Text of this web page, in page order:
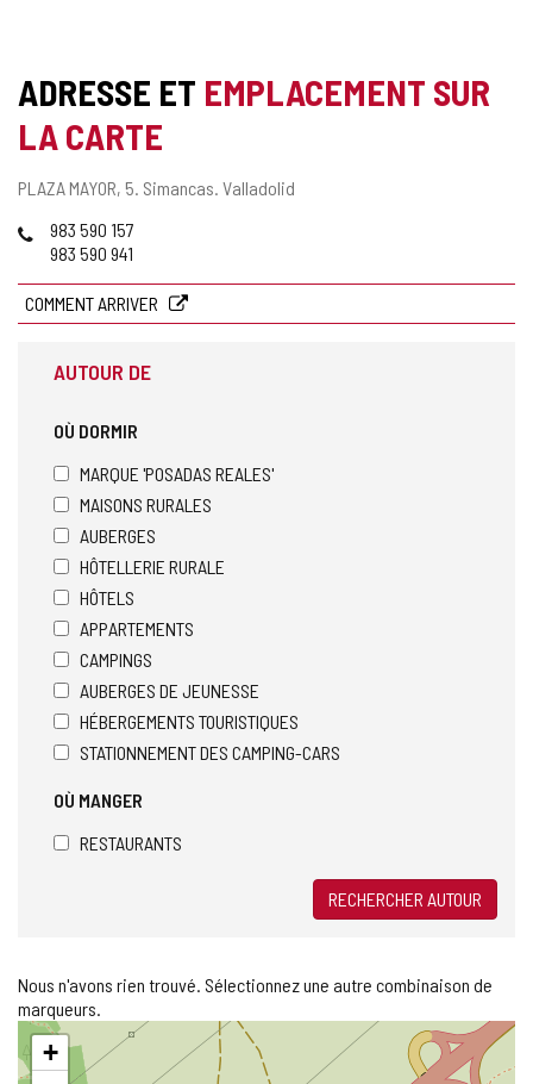
ADRESSE ET EMPLACEMENT SUR
LA CARTE
Adresse
PLAZA MAYOR, 5. Simancas. Valladolid
Téléphones
983 590 157
983 590 941
COMMENT ARRIVER
AUTOUR DE
OÙ DORMIR
MARQUE 'POSADAS REALES'
MAISONS RURALES
AUBERGES
HÔTELLERIE RURALE
HÔTELS
APPARTEMENTS
CAMPINGS
AUBERGES DE JEUNESSE
HÉBERGEMENTS TOURISTIQUES
STATIONNEMENT DES CAMPING-CARS
OÙ MANGER
RESTAURANTS
RECHERCHER AUTOUR
Nous n'avons rien trouvé. Sélectionnez une autre combinaison de
marqueurs.
Sauter
la
carte
+